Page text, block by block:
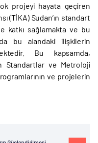
projeyi hayata geçiren
(TİKA) Sudan’ın standart
katkı sağlamakta ve bu
bu alandaki ilişkilerin
Bu kapsamda,
Standartlar ve Metroloji
ve projelerin